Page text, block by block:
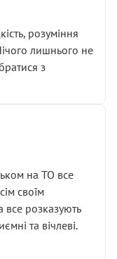
розуміння
лишнього не
з
на ТО все
своїм
розказують
та вічлеві.